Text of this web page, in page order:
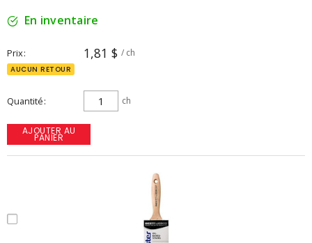
En inventaire
Prix 1,81 $ / ch
AUCUN RETOUR
Quantité ch
AJOUTER AU
PANIER